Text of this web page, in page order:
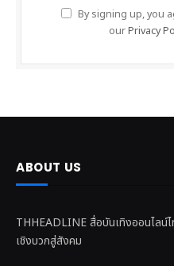
By signing up, you
ourPrivacy
ABOUT US
THHEADLINE สื่อบันเทิงออนไล
เชิงบวกสู่สังคม